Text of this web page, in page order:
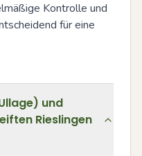
Kontrolle und
für eine
und
Rieslingen